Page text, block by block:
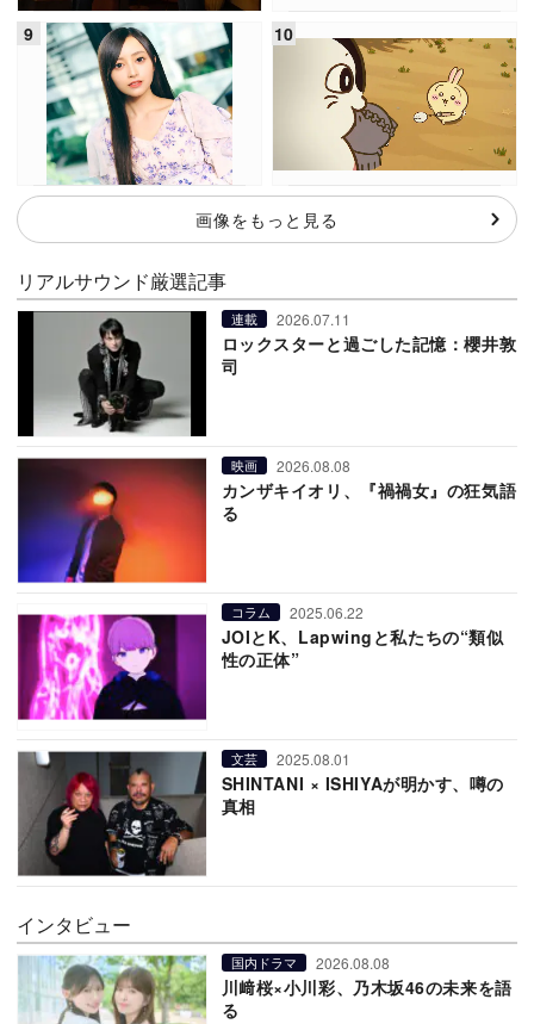
画像をもっと見る
リアルサウンド厳選記事
連載 2026.07.11
ロックスターと過ごした記憶：櫻井敦
司
映画 2026.08.08
カンザキイオリ、『禍禍女』の狂気語
る
コラム 2025.06.22
JOIとK、Lapwingと私たちの“類似
性の正体”
文芸 2025.08.01
SHINTANI × ISHIYAが明かす、噂の
真相
インタビュー
国内ドラマ 2026.08.08
川﨑桜×小川彩、乃木坂46の未来を語
る